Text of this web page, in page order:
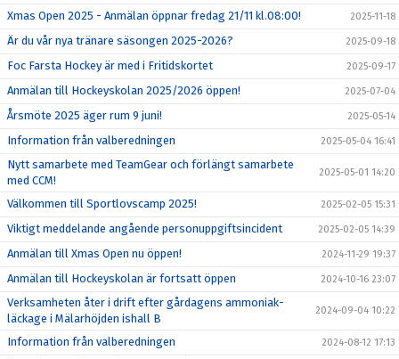
FRITIDSKORTET
DIGITAL FÖRFRÅGAN OM PROVSPEL/FÖRENINGSBYTE
REGISTRERA DITT REGISTERUTDRAG SOM LEDARE
Xmas Open 2025 - Anmälan öppnar fredag 21/11 kl.08:00! 2025-11-18
Är du vår nya tränare säsongen 2025-2026? 2025-09-18
Foc Farsta Hockey är med i Fritidskortet 2025-09-17
Anmälan till Hockeyskolan 2025/2026 öppen! 2025-07-04
Årsmöte 2025 äger rum 9 juni! 2025-05-14
Information från valberedningen 2025-05-04 16:41
Nytt samarbete med TeamGear och förlängt samarbete
med CCM!
2025-05-01 14:20
Välkommen till Sportlovscamp 2025! 2025-02-05 15:31
Viktigt meddelande angående personuppgiftsincident 2025-02-05 14:39
Anmälan till Xmas Open nu öppen! 2024-11-29 19:37
Anmälan till Hockeyskolan är fortsatt öppen 2024-10-16 23:07
Verksamheten åter i drift efter gårdagens ammoniak-
läckage i Mälarhöjden ishall B
2024-09-04 10:22
Information från valberedningen 2024-08-12 17:13